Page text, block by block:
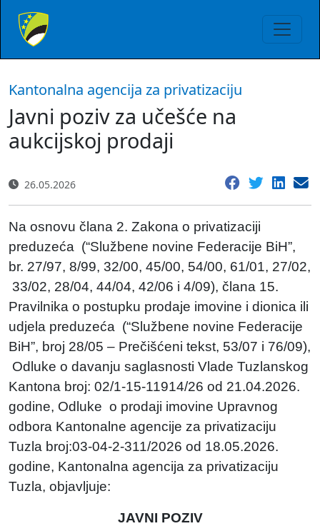
Kantonalna agencija za privatizaciju
Javni poziv za učešće na
aukcijskoj prodaji
26.05.2026
Na osnovu člana 2. Zakona o privatizaciji
preduzeća (“Službene novine Federacije BiH”,
br. 27/97, 8/99, 32/00, 45/00, 54/00, 61/01, 27/02,
33/02, 28/04, 44/04, 42/06 i 4/09), člana 15.
Pravilnika o postupku prodaje imovine i dionica ili
udjela preduzeća (“Službene novine Federacije
BiH”, broj 28/05 – Prečišćeni tekst, 53/07 i 76/09),
Odluke o davanju saglasnosti Vlade Tuzlanskog
Kantona broj: 02/1-15-11914/26 od 21.04.2026.
godine, Odluke o prodaji imovine Upravnog
odbora Kantonalne agencije za privatizaciju
Tuzla broj:03-04-2-311/2026 od 18.05.2026.
godine, Kantonalna agencija za privatizaciju
Tuzla, objavljuje:
JAVNI POZIV